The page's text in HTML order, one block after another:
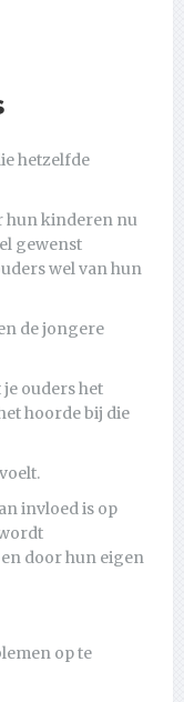
hetzelfde
hun kinderen nu
gewenst
wel van hun
de jongere
ouders het
hoorde bij die
invloed is op
door hun eigen
op te